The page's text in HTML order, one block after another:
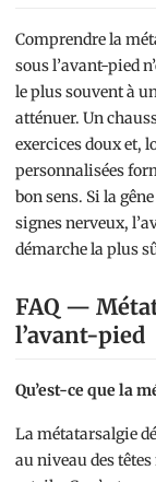
Comprendre la
sous l’avant-pied
le plus souvent à
atténuer. Un
exercices doux et,
personnalisées
bon sens. Si la
signes nerveux,
démarche la plus
FAQ —
l’avant-pied
Qu’est-ce que la
La métatarsalgie
au niveau des